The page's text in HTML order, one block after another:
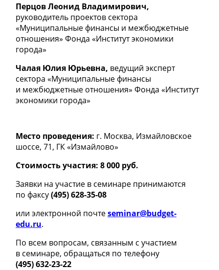
Перцов Леонид Владимирович,
руководитель проектов сектора
«Муниципальные финансы и межбюджетные
отношения» Фонда «Институт экономики
города»
Чалая Юлия Юрьевна, ведущий эксперт
сектора «Муниципальные финансы
и межбюджетные отношения» Фонда «Институт
экономики города»
Место проведения: г. Москва, Измайловское
шоссе, 71, ГК «Измайлово»
Стоимость участия: 8000 руб.
Заявки на участие в семинаре принимаются
по факсу(495) 628-35-08
или электронной почтеseminar@budget-
edu.ru.
По всем вопросам, связанным с участием
в семинаре, обращаться по телефону
(495) 632-23-22